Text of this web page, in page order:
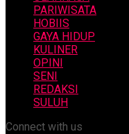
PARIWISATA
HOBIIS
GAYA HIDUP
KULINER
OPINI
SENI
REDAKSI
SULUH
Connect with us